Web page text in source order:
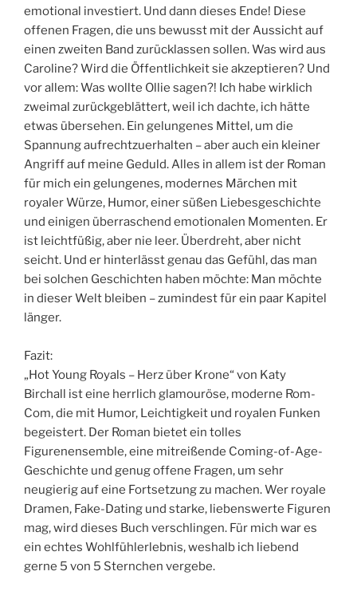
emotional investiert. Und dann dieses Ende! Diese
offenen Fragen, die uns bewusst mit der Aussicht auf
einen zweiten Band zurücklassen sollen. Was wird aus
Caroline? Wird die Öffentlichkeit sie akzeptieren? Und
vor allem: Was wollte Ollie sagen?! Ich habe wirklich
zweimal zurückgeblättert, weil ich dachte, ich hätte
etwas übersehen. Ein gelungenes Mittel, um die
Spannung aufrechtzuerhalten – aber auch ein kleiner
Angriff auf meine Geduld. Alles in allem ist der Roman
für mich ein gelungenes, modernes Märchen mit
royaler Würze, Humor, einer süßen Liebesgeschichte
und einigen überraschend emotionalen Momenten. Er
ist leichtfüßig, aber nie leer. Überdreht, aber nicht
seicht. Und er hinterlässt genau das Gefühl, das man
bei solchen Geschichten haben möchte: Man möchte
in dieser Welt bleiben – zumindest für ein paar Kapitel
länger.
Fazit:
„Hot Young Royals – Herz über Krone“ von Katy
Birchall ist eine herrlich glamouröse, moderne Rom-
Com, die mit Humor, Leichtigkeit und royalen Funken
begeistert. Der Roman bietet ein tolles
Figurenensemble, eine mitreißende Coming-of-Age-
Geschichte und genug offene Fragen, um sehr
neugierig auf eine Fortsetzung zu machen. Wer royale
Dramen, Fake-Dating und starke, liebenswerte Figuren
mag, wird dieses Buch verschlingen. Für mich war es
ein echtes Wohlfühlerlebnis, weshalb ich liebend
gerne 5 von 5 Sternchen vergebe.